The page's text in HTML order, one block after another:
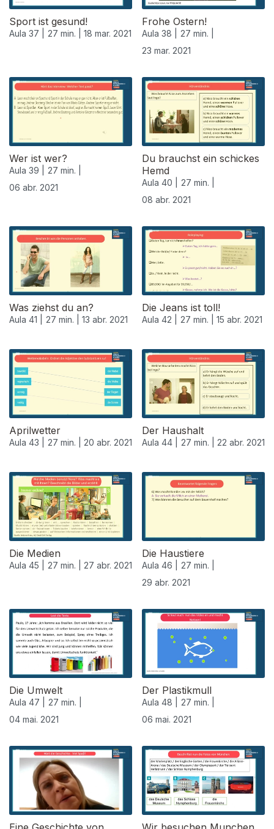
Sport ist gesund!
Aula 37 | 27 min. | 18 mar. 2021
Frohe Ostern!
Aula 38 |
27 min. |
23 mar. 2021
Wer ist wer?
Aula 39 |
27 min. |
06 abr. 2021
Du brauchst ein schickes
Hemd
Aula 40 |
27 min. |
08 abr. 2021
Was ziehst du an?
Aula 41 | 27 min. | 13 abr. 2021
Die Jeans ist toll!
Aula 42 | 27 min. | 15 abr. 2021
Aprilwetter
Aula 43 | 27 min. | 20 abr. 2021
Der Haushalt
Aula 44 | 27 min. | 22 abr. 2021
Die Medien
Aula 45 | 27 min. | 27 abr. 2021
Die Haustiere
Aula 46 |
27 min. |
29 abr. 2021
Die Umwelt
Aula 47 |
27 min. |
04 mai. 2021
Der Plastikmull
Aula 48 |
27 min. |
06 mai. 2021
542082